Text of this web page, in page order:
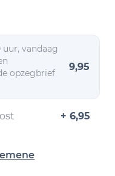
vandaag
opzegbrief
9,95
+ 6,95